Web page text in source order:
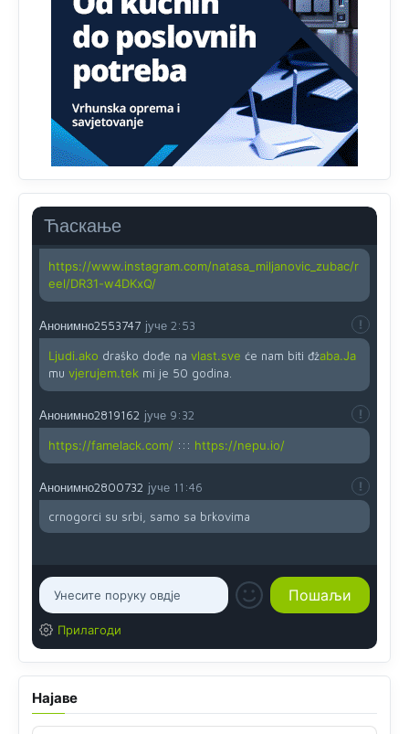
Ћаскање
zahtjeva optičkih skenera.
Анонимно2818605 јуче
11:45
Ovo pravilo jeste unijelo opravdan strah, posebno kada
su u pitanju starije osobe, osobe sa slabijim vidom ili
drhtavom rukom
Анонимно2819033 јуче 12:24
Yes,nekada je bila corava kutija za IZBORE a danas su
coravi biraci.
Анонимно2819162
https://www.instagram.com/natasa_miljanovic_zubac/r
eel/DR31-w4DKxQ/
Анонимно2553747 јуче 2:53
Ljudi.ako draško dođe na vlast.sve će nam biti đžaba.Ja
mu vjerujem.tek mi je 50 godina.
Анонимно2819162 јуче 9:32
https://famelack.com/ ::: https://nepu.io/
Анонимно2800732 јуче 11:46
crnogorci su srbi, samo sa brkovima
Прилагоди
Најаве